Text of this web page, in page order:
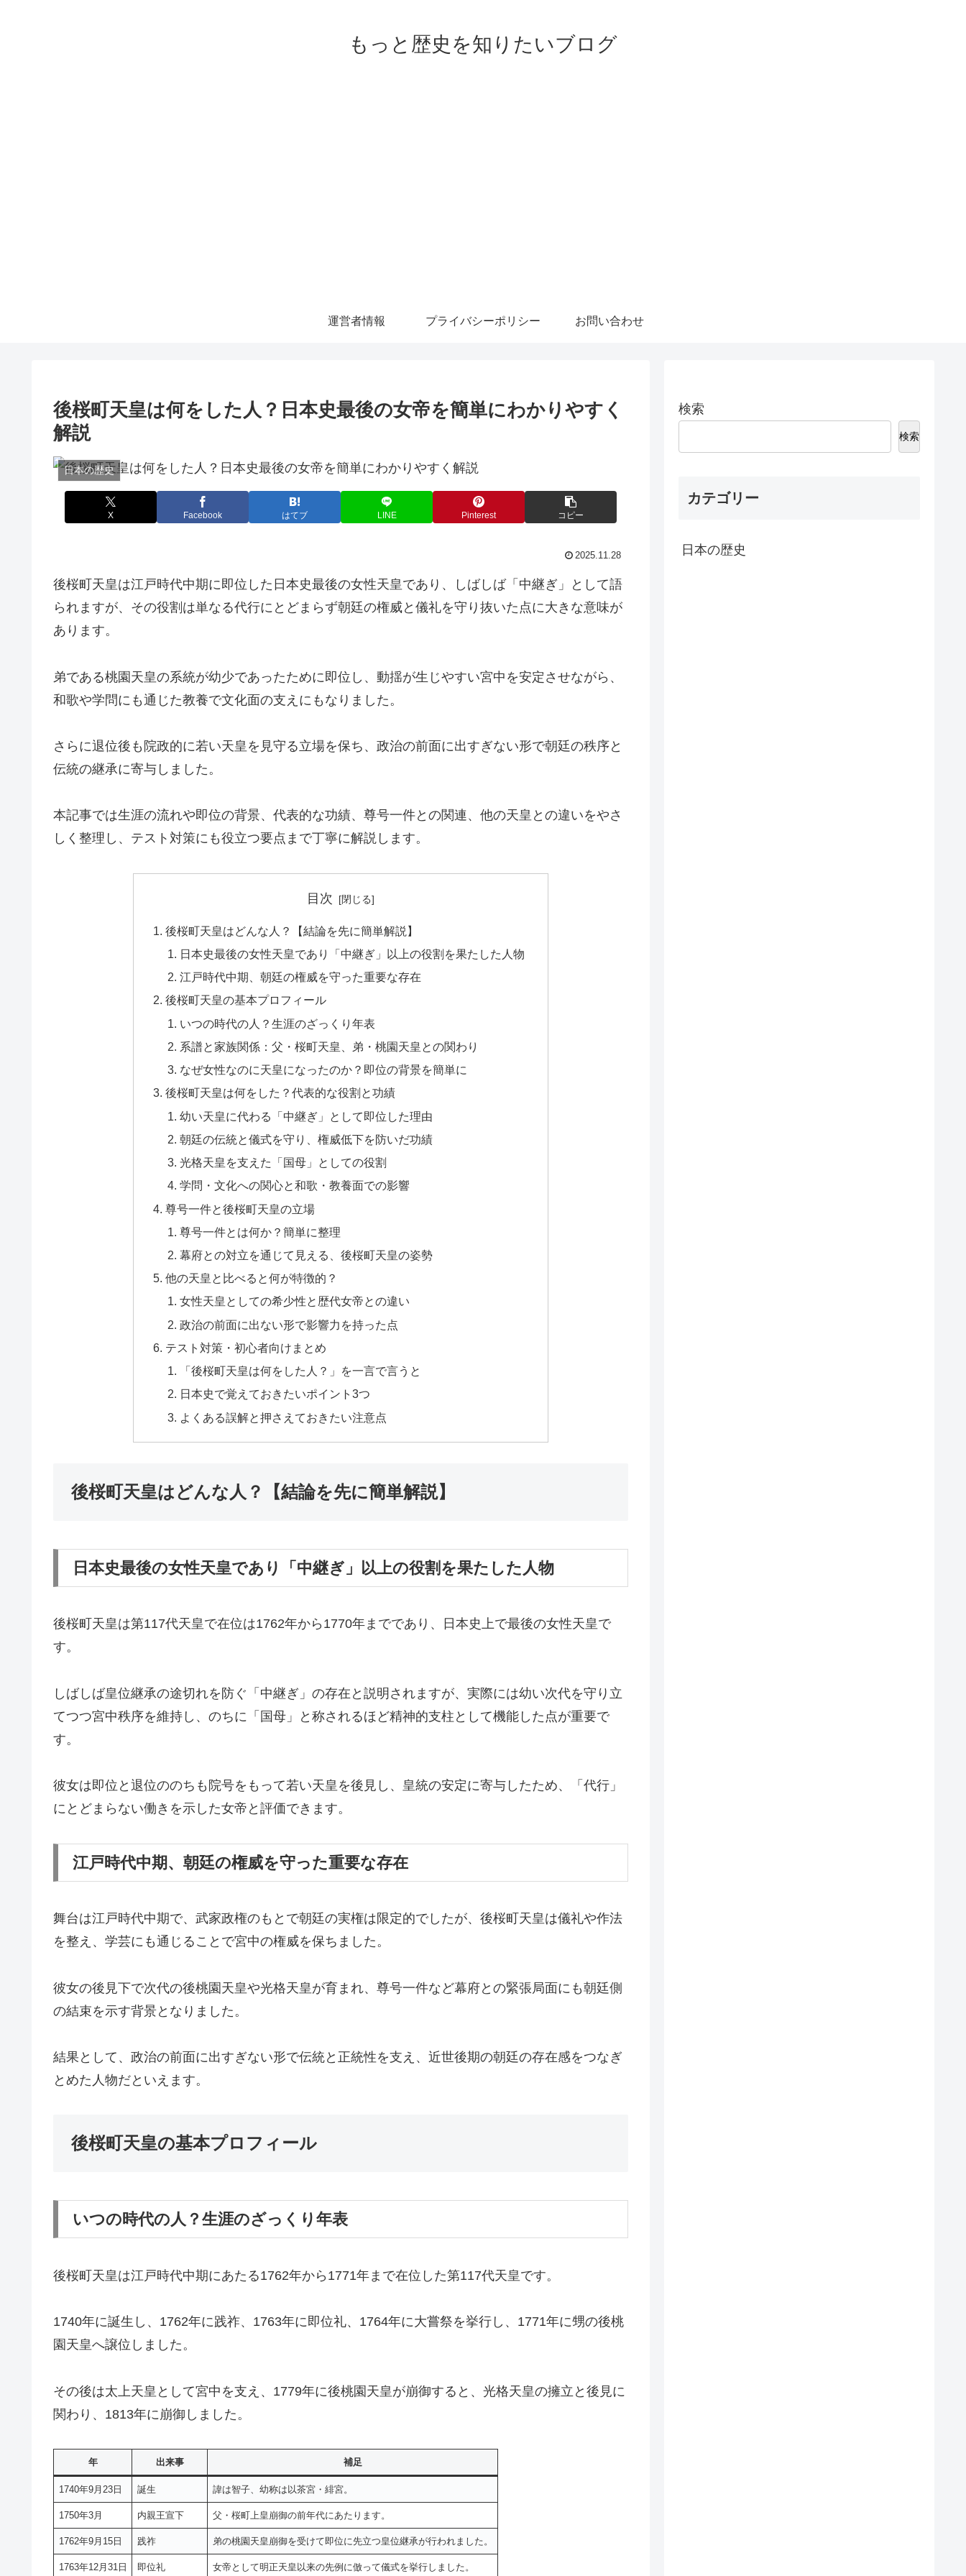
もっと歴史を知りたいブログ
運営者情報 プライバシーポリシー お問い合わせ
後桜町天皇は何をした人？日本史最後の女帝を簡単にわかりやすく
解説
日本の歴史
X Facebook はてブ LINE Pinterest コピー
2025.11.28
後桜町天皇は江戸時代中期に即位した日本史最後の女性天皇であり、しばしば「中継ぎ」として語
られますが、その役割は単なる代行にとどまらず朝廷の権威と儀礼を守り抜いた点に大きな意味が
あります。
弟である桃園天皇の系統が幼少であったために即位し、動揺が生じやすい宮中を安定させながら、
和歌や学問にも通じた教養で文化面の支えにもなりました。
さらに退位後も院政的に若い天皇を見守る立場を保ち、政治の前面に出すぎない形で朝廷の秩序と
伝統の継承に寄与しました。
本記事では生涯の流れや即位の背景、代表的な功績、尊号一件との関連、他の天皇との違いをやさ
しく整理し、テスト対策にも役立つ要点まで丁寧に解説します。
目次
後桜町天皇はどんな人？【結論を先に簡単解説】
日本史最後の女性天皇であり「中継ぎ」以上の役割を果たした人物
江戸時代中期、朝廷の権威を守った重要な存在
後桜町天皇の基本プロフィール
いつの時代の人？生涯のざっくり年表
系譜と家族関係：父・桜町天皇、弟・桃園天皇との関わり
なぜ女性なのに天皇になったのか？即位の背景を簡単に
後桜町天皇は何をした？代表的な役割と功績
幼い天皇に代わる「中継ぎ」として即位した理由
朝廷の伝統と儀式を守り、権威低下を防いだ功績
光格天皇を支えた「国母」としての役割
学問・文化への関心と和歌・教養面での影響
尊号一件と後桜町天皇の立場
尊号一件とは何か？簡単に整理
幕府との対立を通じて見える、後桜町天皇の姿勢
他の天皇と比べると何が特徴的？
女性天皇としての希少性と歴代女帝との違い
政治の前面に出ない形で影響力を持った点
テスト対策・初心者向けまとめ
「後桜町天皇は何をした人？」を一言で言うと
日本史で覚えておきたいポイント3つ
よくある誤解と押さえておきたい注意点
後桜町天皇はどんな人？【結論を先に簡単解説】
日本史最後の女性天皇であり「中継ぎ」以上の役割を果たした人物
後桜町天皇は第117代天皇で在位は1762年から1770年までであり、日本史上で最後の女性天皇で
す。
しばしば皇位継承の途切れを防ぐ「中継ぎ」の存在と説明されますが、実際には幼い次代を守り立
てつつ宮中秩序を維持し、のちに「国母」と称されるほど精神的支柱として機能した点が重要で
す。
彼女は即位と退位ののちも院号をもって若い天皇を後見し、皇統の安定に寄与したため、「代行」
にとどまらない働きを示した女帝と評価できます。
江戸時代中期、朝廷の権威を守った重要な存在
舞台は江戸時代中期で、武家政権のもとで朝廷の実権は限定的でしたが、後桜町天皇は儀礼や作法
を整え、学芸にも通じることで宮中の権威を保ちました。
彼女の後見下で次代の後桃園天皇や光格天皇が育まれ、尊号一件など幕府との緊張局面にも朝廷側
の結束を示す背景となりました。
結果として、政治の前面に出すぎない形で伝統と正統性を支え、近世後期の朝廷の存在感をつなぎ
とめた人物だといえます。
後桜町天皇の基本プロフィール
いつの時代の人？生涯のざっくり年表
後桜町天皇は江戸時代中期にあたる1762年から1771年まで在位した第117代天皇です。
1740年に誕生し、1762年に践祚、1763年に即位礼、1764年に大嘗祭を挙行し、1771年に甥の後桃
園天皇へ譲位しました。
その後は太上天皇として宮中を支え、1779年に後桃園天皇が崩御すると、光格天皇の擁立と後見に
関わり、1813年に崩御しました。
年 出来事 補足
1740年9月23日 誕生 諱は智子、幼称は以茶宮・緋宮。
1750年3月 内親王宣下 父・桜町上皇崩御の前年代にあたります。
1762年9月15日 践祚 弟の桃園天皇崩御を受けて即位に先立つ皇位継承が行われました。
1763年12月31日 即位礼 女帝として明正天皇以来の先例に倣って儀式を挙行しました。
検索
検索
カテゴリー
日本の歴史